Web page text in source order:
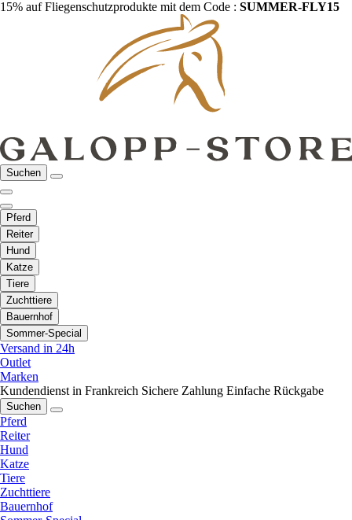
15% auf Fliegenschutzprodukte mit dem Code : SUMMER-FLY15
Suchen
Pferd
Reiter
Hund
Katze
Tiere
Zuchttiere
Bauernhof
Sommer-Special
Versand in 24h
Outlet
Marken
Kundendienst in Frankreich Sichere Zahlung Einfache Rückgabe
Suchen
Pferd
Reiter
Hund
Katze
Tiere
Zuchttiere
Bauernhof